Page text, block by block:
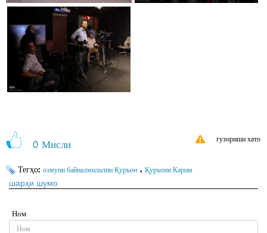
0 Мисли гузориши хато
Тегҳо: озмуни байналмилалии Қуръон ، Қуръони Карим
шарҳи шумо
Ном